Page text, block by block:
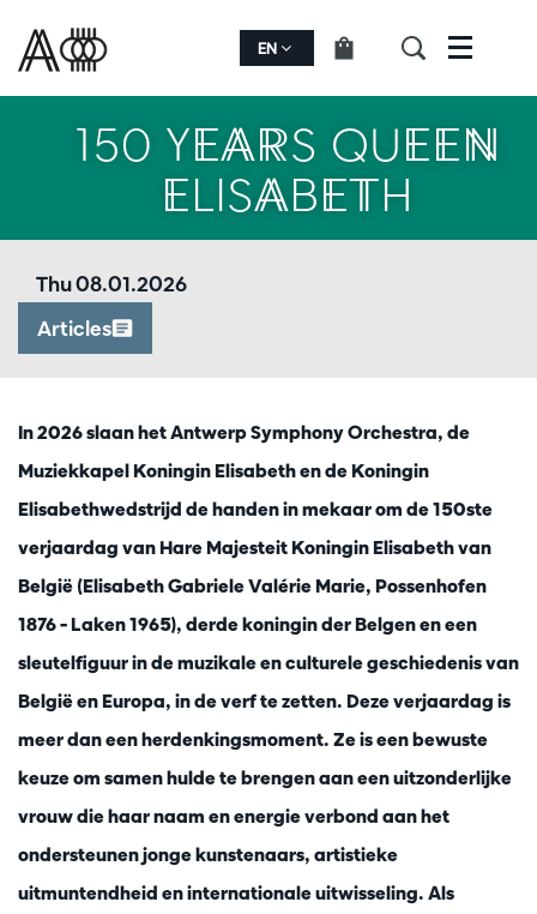
EN Menu
150 YEARS QUEEN
ELISABETH
Articles
Thu 08.01.2026
In 2026 slaan het Antwerp Symphony Orchestra, de
Muziekkapel Koningin Elisabeth en de Koningin
Elisabethwedstrijd de handen in mekaar om de 150ste
verjaardag van Hare Majesteit Koningin Elisabeth van
België (Elisabeth Gabriele Valérie Marie, Possenhofen
1876 – Laken 1965), derde koningin der Belgen en een
sleutelfiguur in de muzikale en culturele geschiedenis van
België en Europa, in de verf te zetten. Deze verjaardag is
meer dan een herdenkingsmoment. Ze is een bewuste
keuze om samen hulde te brengen aan een uitzonderlijke
vrouw die haar naam en energie verbond aan het
ondersteunen jonge kunstenaars, artistieke
uitmuntendheid en internationale uitwisseling. Als